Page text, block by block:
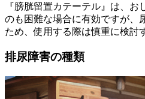
『膀胱留置カテーテル』は、
のも困難な場合に有効ですが、
ため、使用する際は慎重に検討
排尿障害の種類